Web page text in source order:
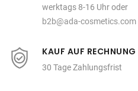
werktags 8-16 Uhr oder
b2b@ada-cosmetics.com
KAUF AUF RECHNUNG
30 Tage Zahlungsfrist